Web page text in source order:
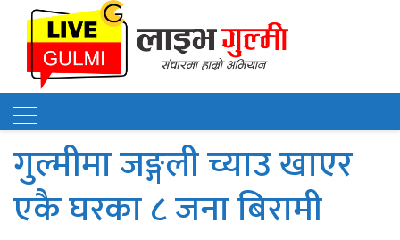
गुल्मीमा जङ्गली च्याउ खाएर
एकै घरका ८ जना बिरामी